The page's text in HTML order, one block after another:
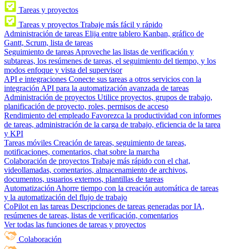
Tareas y proyectos
Tareas y proyectos Trabaje más fácil y rápido
Administración de tareas Elija entre tablero Kanban, gráfico de
Gantt, Scrum, lista de tareas
Seguimiento de tareas Aproveche las listas de verificación y
subtareas, los resúmenes de tareas, el seguimiento del tiempo, y los
modos enfoque y vista del supervisor
API e integraciones Conecte sus tareas a otros servicios con la
integración API para la automatización avanzada de tareas
Administración de proyectos Utilice proyectos, grupos de trabajo,
planificación de proyecto, roles, permisos de acceso
Rendimiento del empleado Favorezca la productividad con informes
de tareas, administración de la carga de trabajo, eficiencia de la tarea
y KPI
Tareas móviles Creación de tareas, seguimiento de tareas,
notificaciones, comentarios, chat sobre la marcha
Colaboración de proyectos Trabaje más rápido con el chat,
videollamadas, comentarios, almacenamiento de archivos,
documentos, usuarios externos, plantillas de tareas
Automatización Ahorre tiempo con la creación automática de tareas
y la automatización del flujo de trabajo
CoPilot en las tareas Descripciones de tareas generadas por IA,
resúmenes de tareas, listas de verificación, comentarios
Ver todas las funciones de tareas y proyectos
Colaboración